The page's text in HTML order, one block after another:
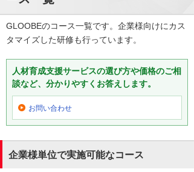
GLOOBEのコース一覧です。企業様向けにカス
タマイズした研修も行っています。
人材育成支援サービスの選び方や価格のご相
談など、分かりやすくお答えします。
お問い合わせ
企業様単位で実施可能なコース